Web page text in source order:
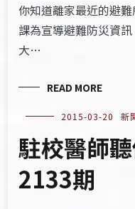
你知道離家最近的避
課為宣導避難防災資
大…
READ MORE
2015-03-20 新
駐校醫師
2133期